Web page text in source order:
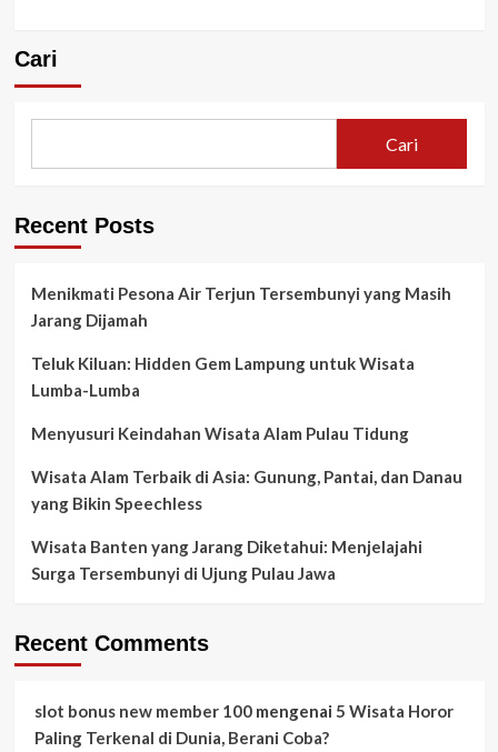
Cari
Cari
Recent Posts
Menikmati Pesona Air Terjun Tersembunyi yang Masih
Jarang Dijamah
Teluk Kiluan: Hidden Gem Lampung untuk Wisata
Lumba-Lumba
Menyusuri Keindahan Wisata Alam Pulau Tidung
Wisata Alam Terbaik di Asia: Gunung, Pantai, dan Danau
yang Bikin Speechless
Wisata Banten yang Jarang Diketahui: Menjelajahi
Surga Tersembunyi di Ujung Pulau Jawa
Recent Comments
slot bonus new member 100mengenai 5 Wisata Horor
Paling Terkenal di Dunia, Berani Coba?